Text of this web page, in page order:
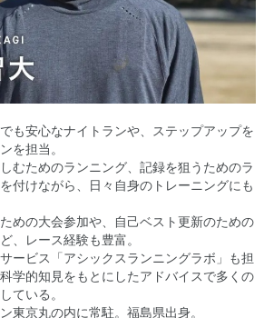
も安心なナイトランや、ステップアップを
を担当。
むためのランニング、記録を狙うためのラ
付けながら、日々自身のトレーニングにも
めの大会参加や、自己ベスト更新のための
、レース経験も豊富。
ービス「アシックスランニングラボ」も担
学的知見をもとにしたアドバイスで多くの
ている。
東京丸の内に常駐。福島県出身。